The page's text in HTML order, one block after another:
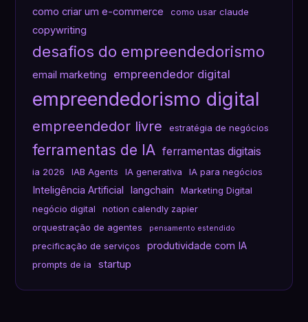
como criar um e-commerce como usar claude
copywriting
desafios do empreendedorismo
email marketing empreendedor digital
empreendedorismo digital
empreendedor livre estratégia de negócios
ferramentas de IA ferramentas digitais
ia 2026 IAB Agents IA generativa IA para negócios
Inteligência Artificial langchain
Marketing Digital
negócio digital
notion calendly zapier
orquestração de agentes
pensamento estendido
precificação de serviços produtividade com IA
prompts de ia startup